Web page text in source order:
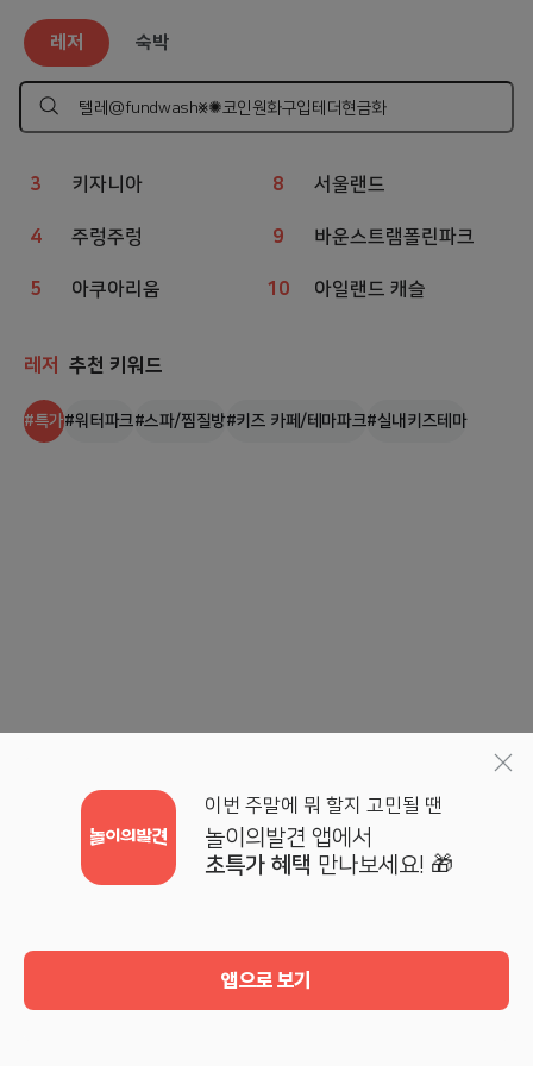
이번 주말에 뭐 할지 고민될 땐
놀이의발견 앱에서
초특가 혜택 만나보세요! 🎁
앱으로 보기
레저 숙박
하
레저 인기 검색어
1 웨이브파크
2 챔피언
3 키자니아
4 주렁주렁
5 아쿠아리움
6 볼베어파크
7 상상체험 키즈월드
8 서울랜드
9 바운스트램폴린파크
10 아일랜드 캐슬
레저 추천 키워드
#특가#워터파크#스파/찜질방#키즈 카페/테마파크#실내키즈테마